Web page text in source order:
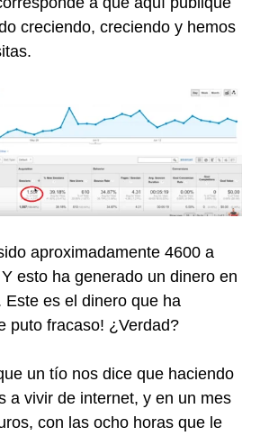
creciendo, creciendo y hemos
aproximadamente 4600 a
esto ha generado un dinero en
Este es el dinero que ha
puto fracaso! ¿Verdad?
un tío nos dice que haciendo
a vivir de internet, y en un mes
con las ocho horas que le